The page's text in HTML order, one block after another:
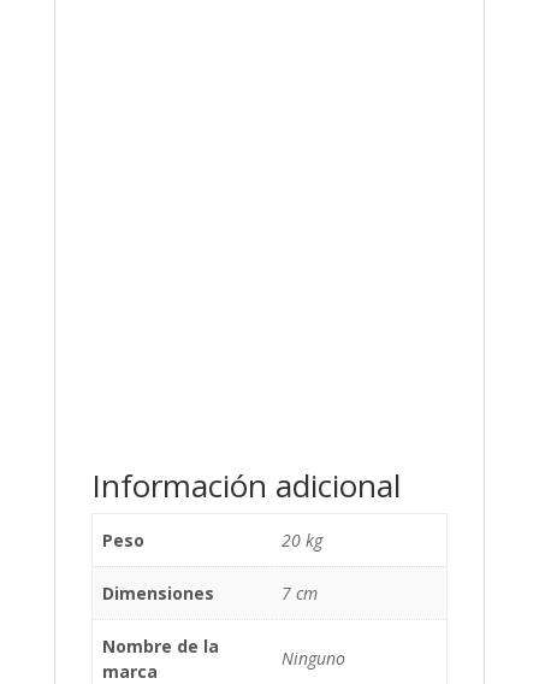
Información adicional
Peso 20 kg
Dimensiones 7 cm
Nombre de la
marca
Ninguno